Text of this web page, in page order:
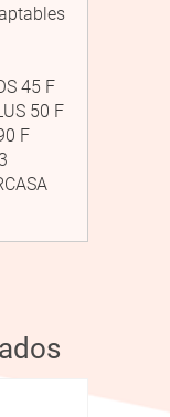
45 F
50 F
F